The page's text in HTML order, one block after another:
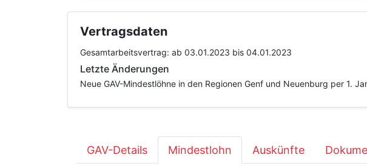
Vertragsdaten
Gesamtarbeitsvertrag: ab 03.01.2023 bis 04.01.2023
Letzte Änderungen
Neue GAV-Mindestlöhne in den Regionen Genf und Neuenburg per 1.
GAV-Details Mindestlohn Auskünfte